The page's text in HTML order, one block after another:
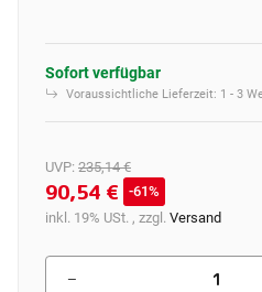
Sofort verfügbar
Voraussichtliche Lieferzeit: 1 - 3
UVP: 235,14 €
90,54 €
61%
inkl. 19% USt. , zzgl. Versand